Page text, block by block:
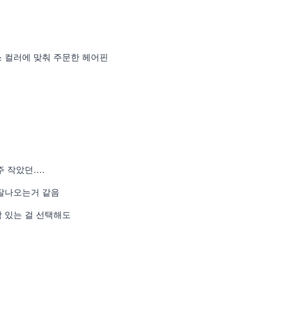
러에 맞춰 주문한 헤어핀
작았던….
나오는거 같음
있는 걸 선택해도